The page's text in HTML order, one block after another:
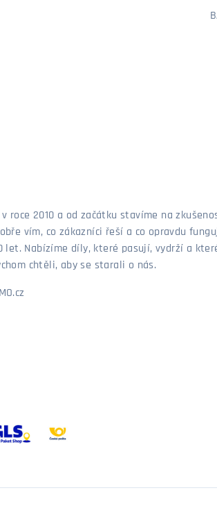
roce 2010 a od začátku stavíme na
vím, co zákazníci řeší a co opravdu
Nabízíme díly, které pasují, vydrží a
chtěli, aby se starali o nás.